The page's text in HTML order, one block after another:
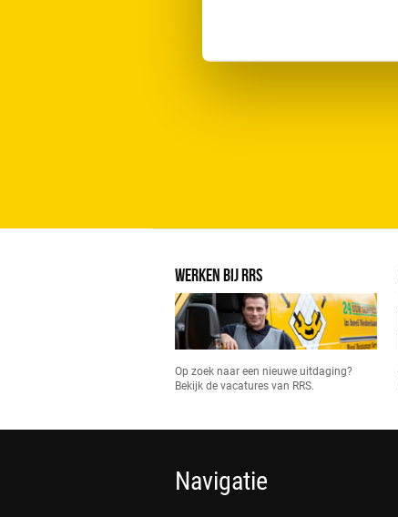
WERKEN BIJ RRS
Op zoek naar een nieuwe uitdaging?
Bekijk de vacatures van RRS.
Navigatie